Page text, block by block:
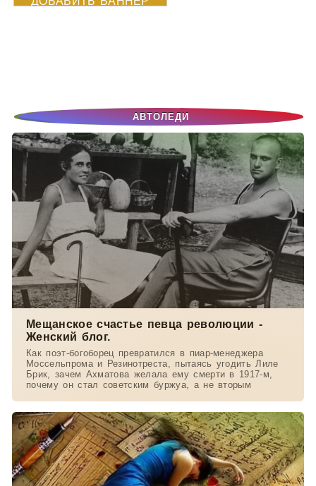
АВТОЛЕДИ
Мещанское счастье певца революции -
Женский блог.
Как поэт-богоборец превратился в пиар-менеджера
Моссельпрома и Резинотреста, пытаясь угодить Лиле
Брик, зачем Ахматова желала ему смерти в 1917-м,
почему он стал советским буржуа, а не вторым